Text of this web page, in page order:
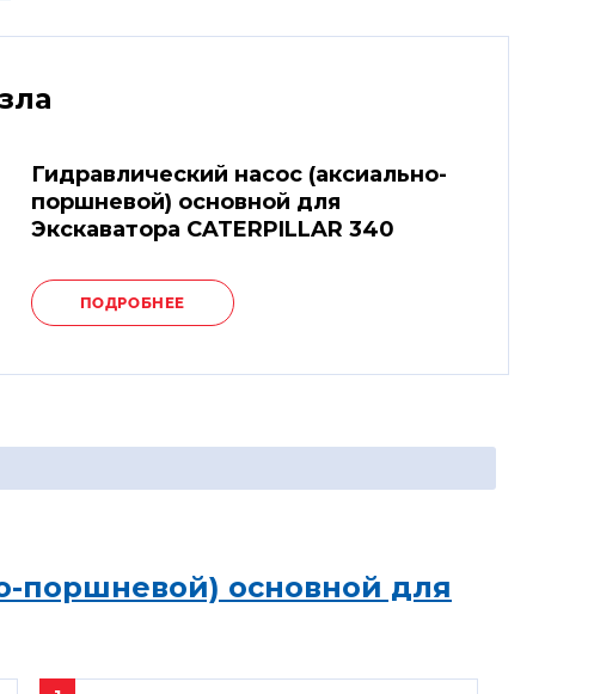
Гидравлический насос (аксиально-
поршневой) основной для
Экскаватора CATERPILLAR 340
ПОДРОБНЕЕ
поршневой) основной для